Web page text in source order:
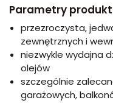
Parametry
przezroczysta,
zewnętrznych i
niezwykle wydajna
olejów
szczególnie
garażowych,